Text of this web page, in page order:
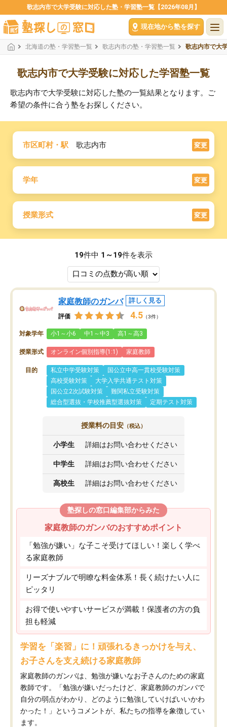
歌志内市で大学受験に対応した塾・学習塾一覧【2026年08月】
現在地から塾を探す
北海道の塾・学習塾一覧 歌志内市の塾・学習塾一覧 歌志内市で大
歌志内市で大学受験に対応した学習塾一覧
歌志内市で大学受験に対応した塾の一覧結果となります。ご
希望の条件に合う塾をお探しください。
市区町村・駅 歌志内市 変更
学年 変更
授業形式 変更
19件中 1～19件を表示
家庭教師のガンバ 詳しく見る
評価 4.5 （3件）
対象学年 小1～小6 中1～中3 高1～高3
授業形式 オンライン個別指導(1:1) 家庭教師
目的 私立中学受験対策
国公立中高一貫校受験対策
高校受験対策
大学入学共通テスト対策
国公立2次試験対策
難関私立受験対策
総合型選抜・学校推薦型選抜対策
定期テスト対策
授業料の目安 （税込）
小学生 詳細はお問い合わせください
中学生 詳細はお問い合わせください
高校生 詳細はお問い合わせください
塾探しの窓口編集部からみた
家庭教師のガンバのおすすめポイント
「勉強が嫌い」な子こそ受けてほしい！楽しく学べ
る家庭教師
リーズナブルで明瞭な料金体系！長く続けたい人に
ピッタリ
お得で使いやすいサービスが満載！保護者の方の負
担も軽減
学習を「楽習」に！頑張れるきっかけを与え、
お子さんを支え続ける家庭教師
家庭教師のガンバは、勉強が嫌いなお子さんのための家庭
教師です。「勉強が嫌いだったけど、家庭教師のガンバで
自分の弱点がわかり、どのように勉強していけばいいかわ
かった！」というコメントが、私たちの指導を象徴してい
ます。